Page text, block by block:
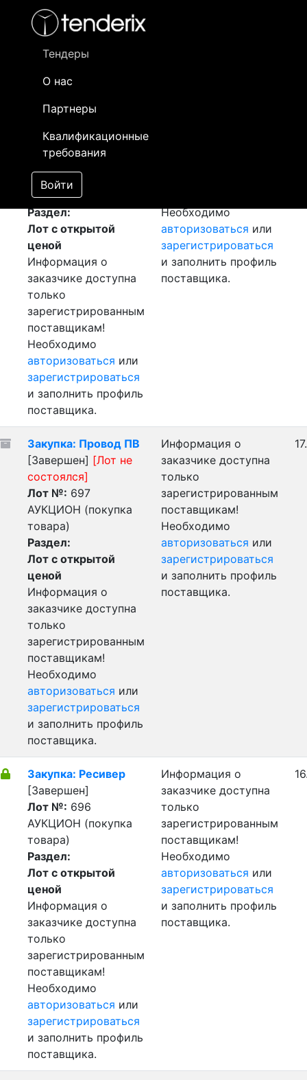
Тендеры
О нас
Партнеры
Квалификационные
требования
Войти
- активный лот
- сохраненный лот (не опубликован)
Закупка: Лента
медная [Завершен]
Лот №:
АУКЦИОН (покупка
товара)
Раздел:
Лот с открытой
ценой
Информация о
заказчике доступна
только
зарегистрированным
поставщикам!
Необходимо
авторизоваться или
зарегистрироваться
и заполнить профиль
поставщика.
Необходимо
авторизоваться или
зарегистрироваться
и заполнить профиль
поставщика.
Закупка: Провод ПВ
[Завершен] [Лот не
состоялся]
Лот №: 697
АУКЦИОН (покупка
товара)
Раздел:
Лот с открытой
ценой
Информация о
заказчике доступна
только
зарегистрированным
поставщикам!
Необходимо
авторизоваться или
зарегистрироваться
и заполнить профиль
поставщика.
Информация о
заказчике доступна
только
зарегистрированным
поставщикам!
Необходимо
авторизоваться или
зарегистрироваться
и заполнить профиль
поставщика.
Закупка: Ресивер
[Завершен]
Лот №: 696
АУКЦИОН (покупка
товара)
Раздел:
Лот с открытой
ценой
Информация о
заказчике доступна
только
зарегистрированным
поставщикам!
Необходимо
авторизоваться или
зарегистрироваться
и заполнить профиль
поставщика.
Информация о
заказчике доступна
только
зарегистрированным
поставщикам!
Необходимо
авторизоваться или
зарегистрироваться
и заполнить профиль
поставщика.